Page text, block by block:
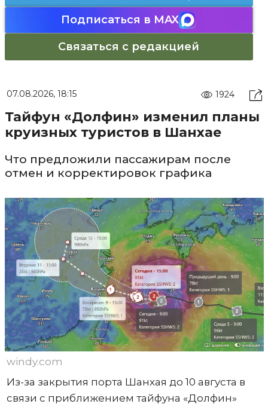
Подписаться в MAX
Связаться с редакцией
07.08.2026, 18:15 1924
Тайфун «Долфин» изменил планы
круизных туристов в Шанхае
Что предложили пассажирам после
отмен и корректировок графика
windy.com
Из-за закрытия порта Шанхая до 10 августа в
связи с приближением тайфуна «Долфин»